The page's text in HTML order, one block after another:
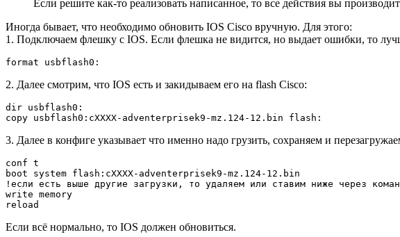
Если решите как-то реализовать написанное, то все действия вы
Иногда бывает, что необходимо обновить IOS Cisco вручную. Для этого:
1. Подключаем флешку с IOS. Если флешка не видится, но выдает ошибки, то
format usbflash0:
2. Далее смотрим, что IOS есть и закидываем его на flash Cisco:
dir usbflash0:
copy usbflash0:cXXXX-adventerprisek9-mz.124-12.bin flash:
3. Далее в конфиге указывает что именно надо грузить, сохраняем и
conf t
boot system flash:cXXXX-adventerprisek9-mz.124-12.bin
!если есть выше другие загрузки, то удаляем или ставим ниже через
write memory
Если всё нормально, то IOS должен обновиться.